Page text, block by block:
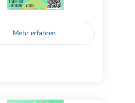
Mehr erfahren